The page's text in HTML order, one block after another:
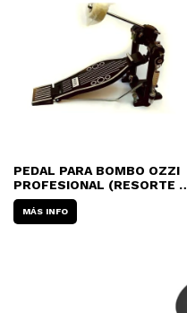
PEDAL PARA BOMBO OZZI
PROFESIONAL (RESORTE Y
CADENA DOBLE, MAZO
DOBLE CARA)
MÁS INFO